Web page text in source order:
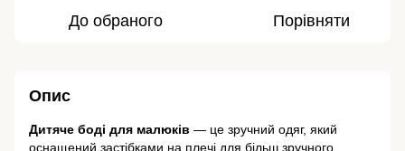
До обраного Порівняти
Опис
Дитяче боді для малюків — це зручний одяг, який
оснащений застібками на плечі для більш зручного